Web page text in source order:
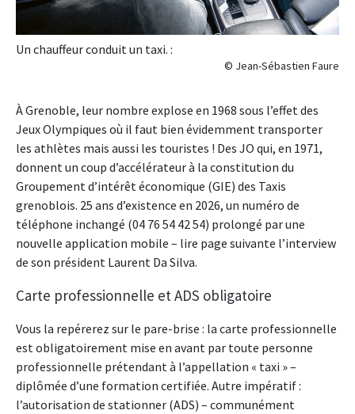
Un chauffeur conduit un taxi. :
© Jean-Sébastien Faure
À Grenoble, leur nombre explose en 1968 sous l’effet des
Jeux Olympiques où il faut bien évidemment transporter
les athlètes mais aussi les touristes ! Des JO qui, en 1971,
donnent un coup d’accélérateur à la constitution du
Groupement d’intérêt économique (GIE) des Taxis
grenoblois. 25 ans d’existence en 2026, un numéro de
téléphone inchangé (04 76 54 42 54) prolongé par une
nouvelle application mobile – lire page suivante l’interview
de son président Laurent Da Silva.
Carte professionnelle et ADS obligatoire
Vous la repérerez sur le pare-brise : la carte professionnelle
est obligatoirement mise en avant par toute personne
professionnelle prétendant à l’appellation « taxi » –
diplômée d’une formation certifiée. Autre impératif :
l’autorisation de stationner (ADS) – communément